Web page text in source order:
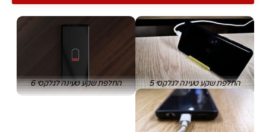
החלפת שקע טעינה לגלקסי 5 החלפת שקע טעינה לגלקסי 6